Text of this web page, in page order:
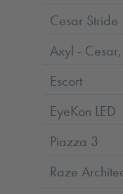
Cesar Stride
Axyl -
Escort
EyeKon LED
Piazza 3
Raze